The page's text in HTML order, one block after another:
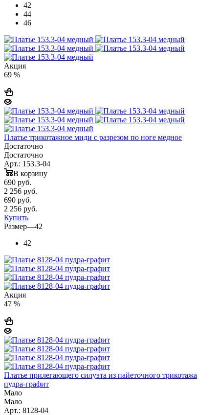
42
44
46
Акция
69 %
Платье трикотажное миди с разрезом по ноге медное
Достаточно
Достаточно
Арт.: 153.3-04
В корзину
690 руб.
2 256 руб.
690 руб.
2 256 руб.
Купить
Размер—42
42
Акция
47 %
Платье прилегающего силуэта из пайеточного трикотажа
пудра-графит
Мало
Мало
Арт.: 8128-04